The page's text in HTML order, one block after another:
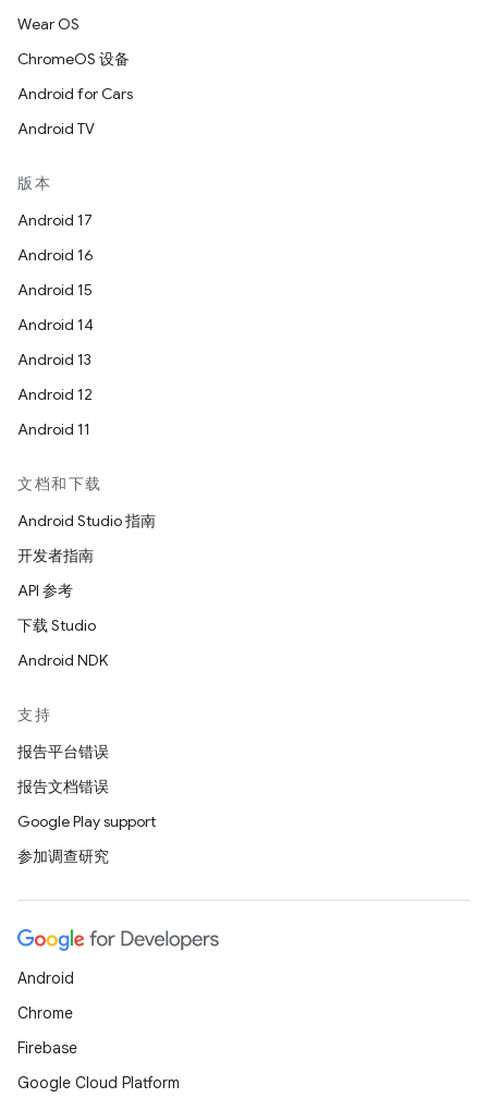
Wear OS
ChromeOS 设备
Android for Cars
Android TV
版本
Android 17
Android 16
Android 15
Android 14
Android 13
Android 12
Android 11
文档和下载
Android Studio 指南
开发者指南
API 参考
下载 Studio
Android NDK
支持
报告平台错误
报告文档错误
Google Play support
参加调查研究
Android
Chrome
Firebase
Google Cloud Platform